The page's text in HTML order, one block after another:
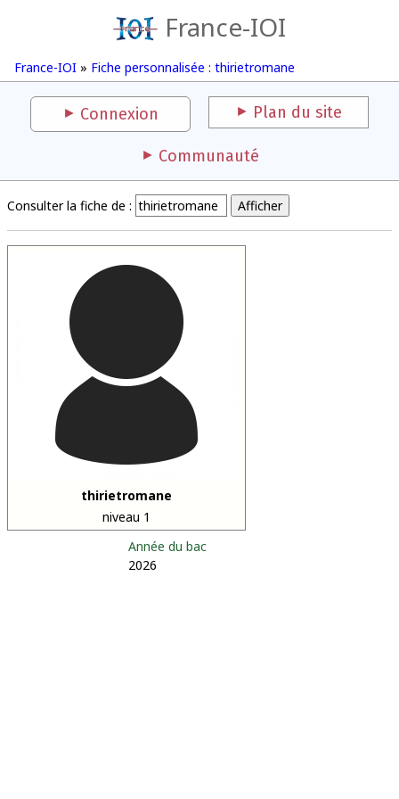
France-IOI
France-IOI » Fiche personnalisée : thirietromane
Connexion Plan du site
Communauté
Consulter la fiche de :
thirietromane
niveau 1
Année du bac
2026